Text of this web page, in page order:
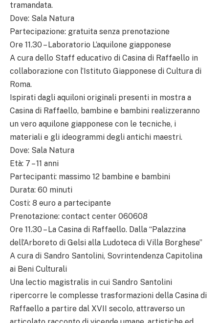
tramandata.
Dove: Sala Natura
Partecipazione: gratuita senza prenotazione
Ore 11.30 – Laboratorio L’aquilone giapponese
A cura dello Staff educativo di Casina di Raffaello in
collaborazione con l’Istituto Giapponese di Cultura di
Roma.
Ispirati dagli aquiloni originali presenti in mostra a
Casina di Raffaello, bambine e bambini realizzeranno
un vero aquilone giapponese con le tecniche, i
materiali e gli ideogrammi degli antichi maestri.
Dove: Sala Natura
Età: 7 – 11 anni
Partecipanti: massimo 12 bambine e bambini
Durata: 60 minuti
Costi: 8 euro a partecipante
Prenotazione: contact center 060608
Ore 11.30 – La Casina di Raffaello. Dalla “Palazzina
dell’Arboreto di Gelsi alla Ludoteca di Villa Borghese”
A cura di Sandro Santolini, Sovrintendenza Capitolina
ai Beni Culturali
Una lectio magistralis in cui Sandro Santolini
ripercorre le complesse trasformazioni della Casina di
Raffaello a partire dal XVII secolo, attraverso un